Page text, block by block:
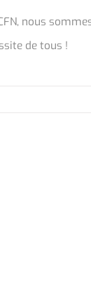
nous
de tous !